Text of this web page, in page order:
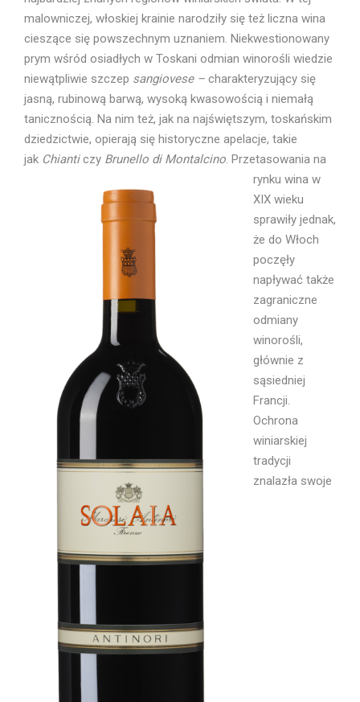
malowniczej, włoskiej krainie narodziły się też liczna wina
cieszące się powszechnym uznaniem. Niekwestionowany
prym wśród osiadłych w Toskani odmian winorośli wiedzie
niewątpliwie szczep sangiovese – charakteryzujący się
jasną, rubinową barwą, wysoką kwasowością i niemałą
tanicznością. Na nim też, jak na najświętszym, toskańskim
dziedzictwie, opierają się historyczne apelacje, takie
jak Chianticzy Brunello di Montalcino. Przetasowania na
rynku wina w
XIX wieku
sprawiły jednak,
że do Włoch
poczęły
napływać także
zagraniczne
odmiany
winorośli,
głównie z
sąsiedniej
Francji.
Ochrona
winiarskiej
tradycji
znalazła swoje